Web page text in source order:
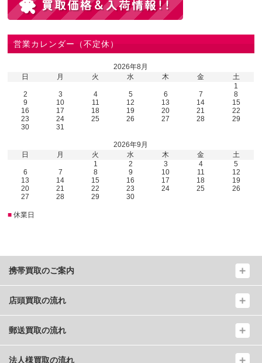
営業カレンダー（不定休）
2026年8月
日
月 火 水 木 金
土
1
2
3 4 5 6 7
8
9
10 11 12 13 14
15
16
17 18 19 20 21
22
23
24 25 26 27 28
29
30
31
2026年9月
日
月 火 水 木 金
土
1
2 3 4
5
6
7 8 9 10 11
12
13
14 15 16 17 18
19
20
21 22 23 24 25
26
27
28 29 30
■ 休業日
携帯買取のご案内
店頭買取の流れ
郵送買取の流れ
法人様買取の流れ